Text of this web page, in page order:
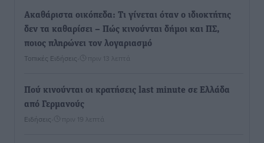
Ακαθάριστα οικόπεδα: Τι γίνεται όταν ο ιδιοκτήτης
δεν τα καθαρίσει – Πώς κινούνται δήμοι και ΠΣ,
ποιος πληρώνει τον λογαριασμό
Τοπικές Ειδήσεις πριν 13 λεπτά
Πού κινούνται οι κρατήσεις last minute σε Ελλάδα
από Γερμανούς
Ειδήσεις πριν 19 λεπτά